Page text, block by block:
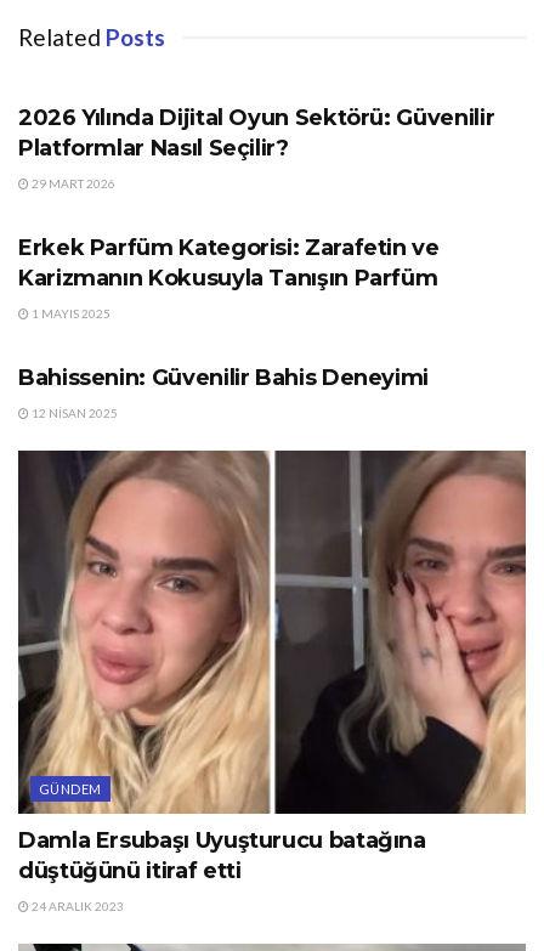
Related Posts
2026 Yılında Dijital Oyun Sektörü: Güvenilir
Platformlar Nasıl Seçilir?
29 MART 2026
Erkek Parfüm Kategorisi: Zarafetin ve
Karizmanın Kokusuyla Tanışın Parfüm
1 MAYIS 2025
Bahissenin: Güvenilir Bahis Deneyimi
12 NISAN 2025
GÜNDEM
Damla Ersubaşı Uyuşturucu batağına
düştüğünü itiraf etti
24 ARALIK 2023